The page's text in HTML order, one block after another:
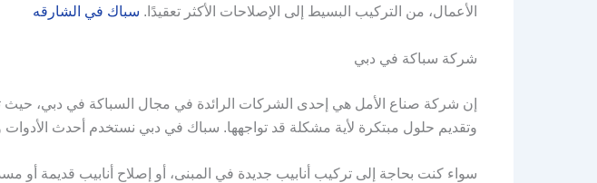
الأعمال، من التركيب البسيط إلى الإصلاحات الأكثر تعقيدًا. سباك في الشارقه
شركة سباكة في دبي
إن شركة صناع الأمل هي إحدى الشركات الرائدة في مجال السباكة في دبي، حيث
وتقديم حلول مبتكرة لأية مشكلة قد تواجهها. سباك في دبي نستخدم أحدث الأدوات
سواء كنت بحاجة إلى تركيب أنابيب جديدة في المبنى، أو إصلاح أنابيب قديمة أو